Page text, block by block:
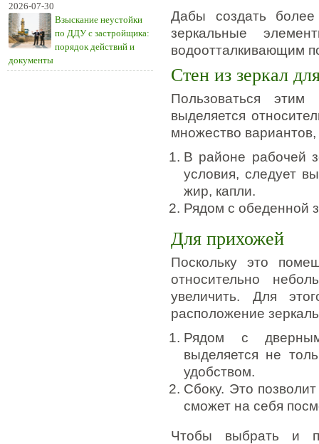
2026-07-30
Взыскание неустойки
по ДДУ с застройщика:
порядок действий и
документы
Дабы создать
зеркальные
водоотталкивающим
Стен из зеркал
Пользоваться
выделяется
множество
В районе рабочей
условия, следует
жир, капли.
Рядом с обеденной
Для прихожей
Поскольку это
относительно
увеличить. Для
расположение
Рядом с
выделяется не
удобством.
Сбоку. Это
сможет на себя
Чтобы выбрать и